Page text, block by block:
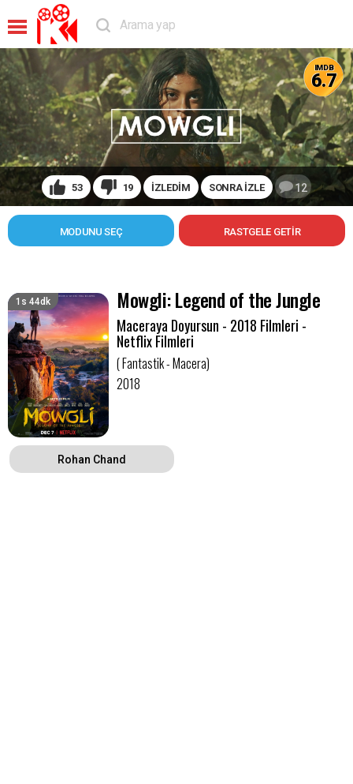
53 19 İZLEDİM SONRA İZLE 12
MODUNU SEÇ
1s 44dk
IMDB
6.7
Mowgli: Legend of the Jungle
Maceraya Doyursun - 2018 Filmleri -
Netflix Filmleri
( Fantastik - Macera)
2018
Rohan Chand